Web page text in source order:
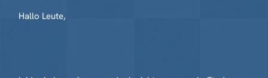
Hallo Leute,